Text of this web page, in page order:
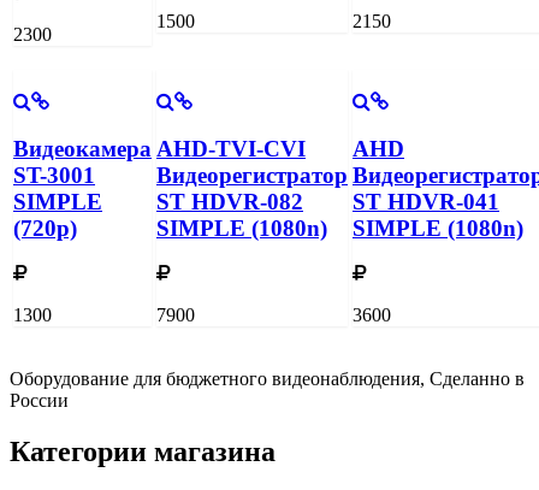
2300
1500 2150
Видеокамера
ST-3001
SIMPLE
(720p)
1300
AHD-TVI-CVI
Видеорегистратор
ST HDVR-082
SIMPLE (1080n)
7900
AHD
ST HDVR-041
SIMPLE (1080n)
3600
Оборудование для бюджетного видеонаблюдения, Сделанно в
России
Категории магазина